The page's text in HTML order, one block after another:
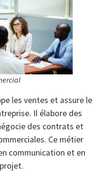
les ventes et assure le
Il élabore des
des contrats et
Ce métier
communication et en